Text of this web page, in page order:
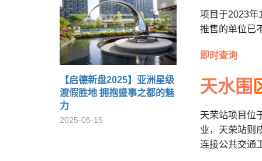
【启德新盘2025】亚洲星级
渡假胜地 拥抱盛事之都的魅
力
2025-05-15
项目于2023年
推售的单位已
即时查询
天水围
天荣站项目位
业，天荣站则
连接公共交通